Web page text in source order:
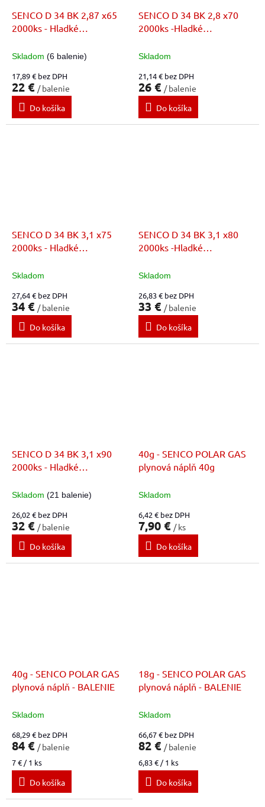
SENCO D 34 BK 2,87 x65
2000ks - Hladké
Skladom (6 balenie)
17,89 € bez DPH
22 € / balenie
Do košíka
SENCO D 34 BK 2,8 x70
2000ks -Hladké
Skladom
21,14 € bez DPH
26 € / balenie
Do košíka
SENCO D 34 BK 3,1 x75
2000ks - Hladké
Skladom
27,64 € bez DPH
34 € / balenie
Do košíka
SENCO D 34 BK 3,1 x80
2000ks -Hladké
Skladom
26,83 € bez DPH
33 € / balenie
Do košíka
SENCO D 34 BK 3,1 x90
2000ks - Hladké
Skladom (21 balenie)
26,02 € bez DPH
32 € / balenie
Do košíka
40g - SENCO POLAR GAS
plynová náplň 40g
Skladom
6,42 € bez DPH
7,90 € / ks
Do košíka
40g - SENCO POLAR GAS
plynová náplň - BALENIE
Skladom
68,29 € bez DPH
84 € / balenie
Jednotková
cena:
7 € / 1 ks
Do košíka
18g - SENCO POLAR GAS
plynová náplň - BALENIE
Skladom
66,67 € bez DPH
82 € / balenie
Jednotková
cena:
6,83 € / 1 ks
Do košíka